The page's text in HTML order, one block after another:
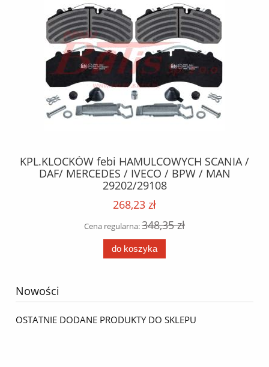
KPL.KLOCKÓW febi HAMULCOWYCH SCANIA /
DAF/ MERCEDES / IVECO / BPW / MAN
29202/29108
268,23 zł
Cena regularna:348,35 zł
do koszyka
Nowości
OSTATNIE DODANE PRODUKTY DO SKLEPU